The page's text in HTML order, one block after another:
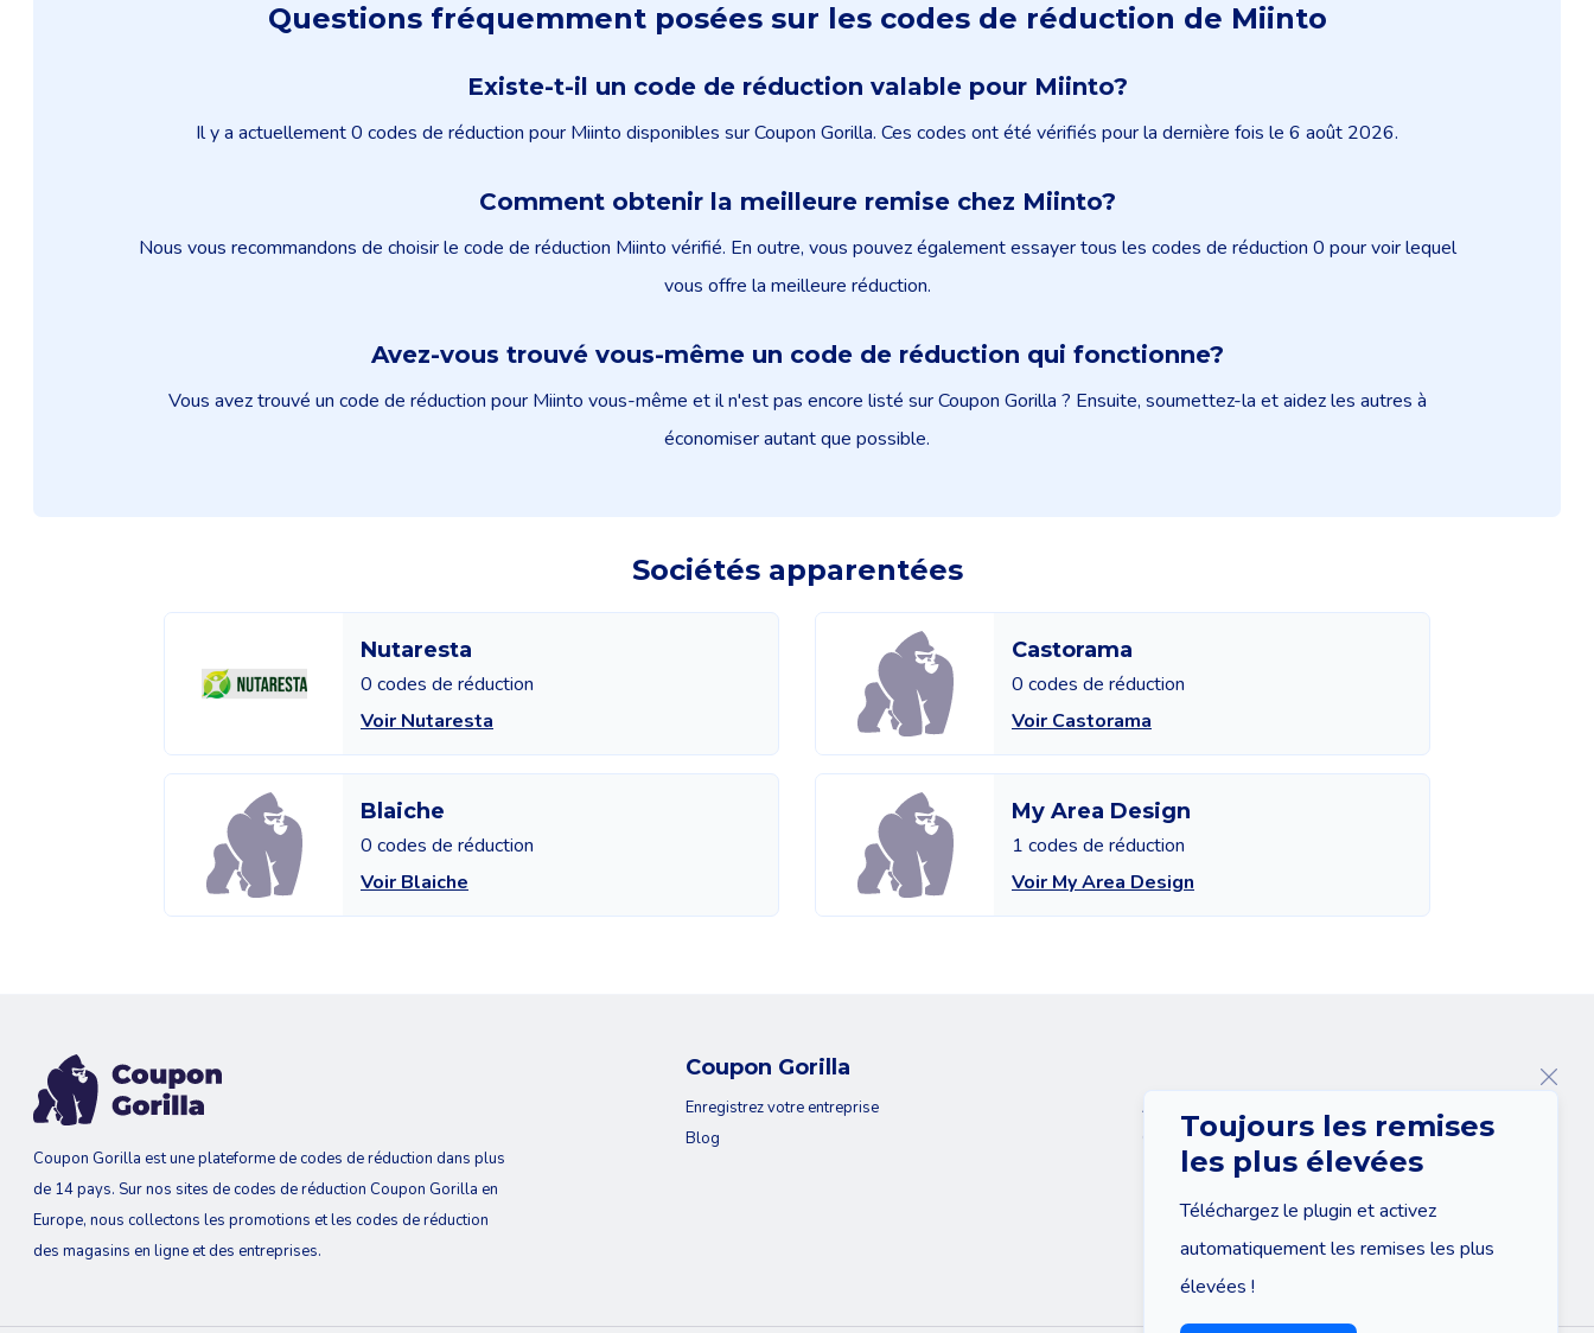
Questions fréquemment posées sur les codes de réduction de Miinto
Existe-t-il un code de réduction valable pour Miinto?
Il y a actuellement 0 codes de réduction pour Miinto disponibles sur Coupon Gorilla. Ces codes ont été vérifiés pour la dernière fois le 6 août 2026.
Comment obtenir la meilleure remise chez Miinto?
Nous vous recommandons de choisir le code de réduction Miinto vérifié. En outre, vous pouvez également essayer tous les codes de réduction 0 pour voir lequel
vous offre la meilleure réduction.
Avez-vous trouvé vous-même un code de réduction qui fonctionne?
Vous avez trouvé un code de réduction pour Miinto vous-même et il n'est pas encore listé sur Coupon Gorilla ? Ensuite, soumettez-la et aidez les autres à
économiser autant que possible.
Sociétés apparentées
Nutaresta
0 codes de réduction
Voir Nutaresta
Castorama
0 codes de réduction
Voir Castorama
Blaiche
0 codes de réduction
Voir Blaiche
My Area Design
1 codes de réduction
Voir My Area Design
Toujours les remises
les plus élevées
Téléchargez le plugin et activez
automatiquement les remises les plus
élevées !
Coupon Gorilla est une plateforme de codes de réduction dans plus
de 14 pays. Sur nos sites de codes de réduction Coupon Gorilla en
Europe, nous collectons les promotions et les codes de réduction
des magasins en ligne et des entreprises.
Coupon Gorilla
Enregistrez votre entreprise
Blog
A propos de nous
Contact